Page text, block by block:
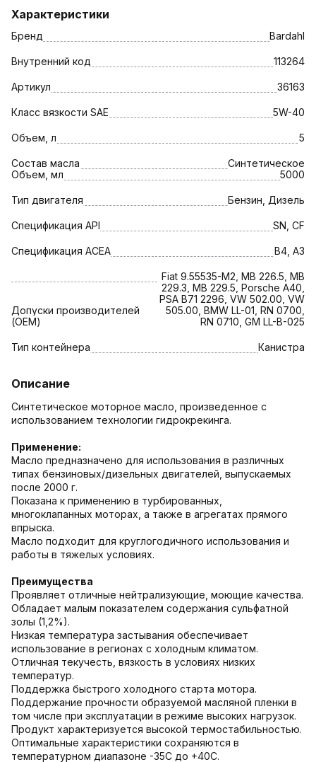
Характеристики
Бренд Bardahl
Внутренний код 113264
Артикул 36163
Класс вязкости SAE 5W-40
Объем, л 5
Состав масла
Синтетическое
Объем, мл
5000
Тип двигателя Бензин, Дизель
Спецификация API SN, CF
Спецификация АСЕА B4, A3
Допуски производителей
(OEM)
Fiat 9.55535-M2, MB 226.5, MB
229.3, MB 229.5, Porsche A40,
PSA B71 2296, VW 502.00, VW
505.00, BMW LL-01, RN 0700,
RN 0710, GM LL-B-025
Тип контейнера Канистра
Описание
Синтетическое моторное масло, произведенное с
использованием технологии гидрокрекинга.
Применение:
Масло предназначено для использования в различных
типах бензиновых/дизельных двигателей, выпускаемых
после 2000 г.
Показана к применению в турбированных,
многоклапанных моторах, а также в агрегатах прямого
впрыска.
Масло подходит для круглогодичного использования и
работы в тяжелых условиях.
Преимущества
Проявляет отличные нейтрализующие, моющие качества.
Обладает малым показателем содержания сульфатной
золы (1,2%).
Низкая температура застывания обеспечивает
использование в регионах с холодным климатом.
Отличная текучесть, вязкость в условиях низких
температур.
Поддержка быстрого холодного старта мотора.
Поддержание прочности образуемой масляной пленки в
том числе при эксплуатации в режиме высоких нагрузок.
Продукт характеризуется высокой термостабильностью.
Оптимальные характеристики сохраняются в
температурном диапазоне -35С до +40С.